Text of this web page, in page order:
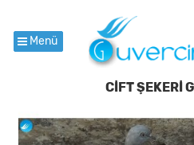
Menü
CİFT ŞEKERİ